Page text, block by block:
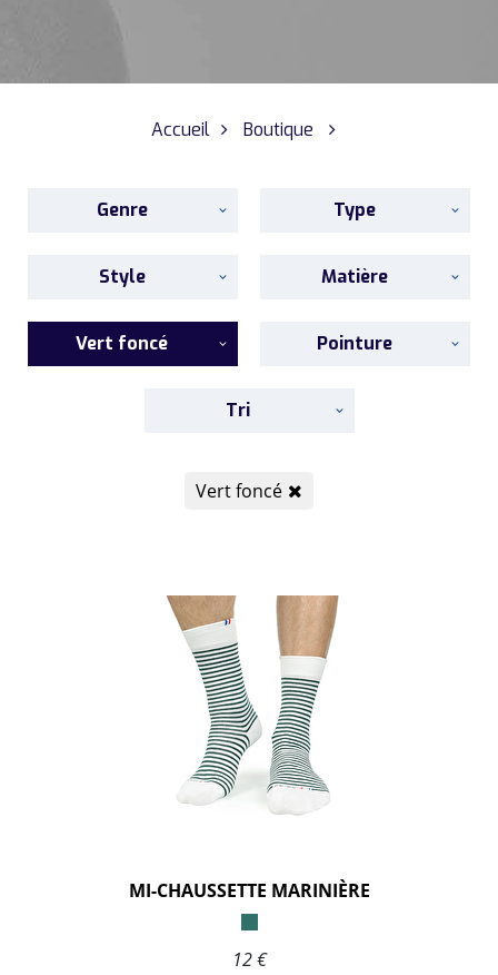
Accueil Boutique
Genre Type
Style Matière
Vert foncé Pointure
Tri
Vert foncé
MI-CHAUSSETTE MARINIÈRE
12 €